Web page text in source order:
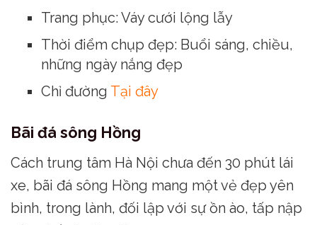
Trang phục: Váy cưới lộng lẫy
Thời điểm chụp đẹp: Buổi sáng, chiều,
những ngày nắng đẹp
Chỉ đường Tại đây
Bãi đá sông Hồng
Cách trung tâm Hà Nội chưa đến 30 phút lái
xe, bãi đá sông Hồng mang một vẻ đẹp yên
bình, trong lành, đối lập với sự ồn ào, tấp nập